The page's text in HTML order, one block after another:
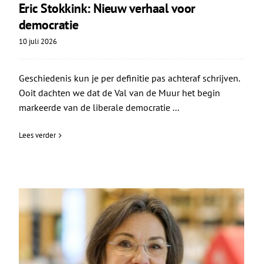
Eric Stokkink: Nieuw verhaal voor
democratie
10 juli 2026
Geschiedenis kun je per definitie pas achteraf schrijven.
Ooit dachten we dat de Val van de Muur het begin
markeerde van de liberale democratie ...
Lees verder